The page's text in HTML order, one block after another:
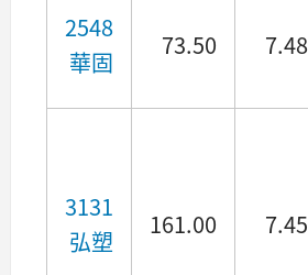
2548
華固
73.50 7.48
3131
弘塑
161.00 7.45